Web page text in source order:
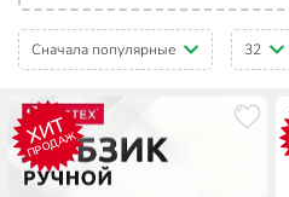
Сначала популярные 32
ХИТ
ПРОДАЖ